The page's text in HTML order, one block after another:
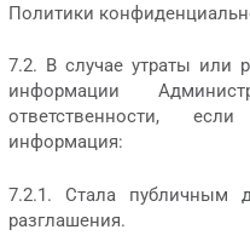
Политики
7.2. В случае утраты или
информации
ответственности,
информация:
7.2.1. Стала публичным
разглашения.